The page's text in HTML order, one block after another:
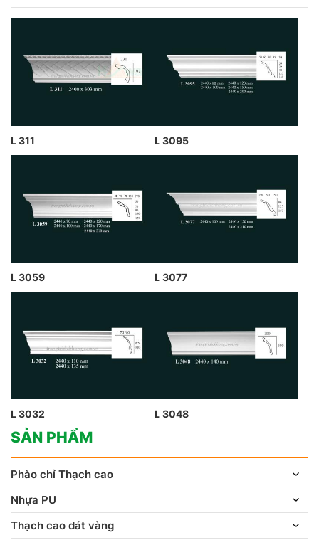
L 311 L 3095
L 3059 L 3077
L 3032 L 3048
SẢN PHẨM
Phào chỉ Thạch cao
Nhựa PU
Thạch cao dát vàng